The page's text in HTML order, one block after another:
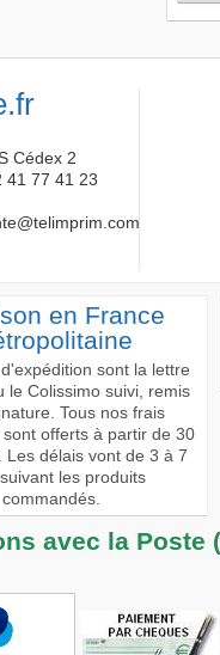
Cédex 2
41 77 41 23
en France
sont la lettre
le Colissimo suivi, remis
Tous nos frais
offerts à partir de 30
Les délais vont de 3 à 7
les produits
commandés.
avec la Poste